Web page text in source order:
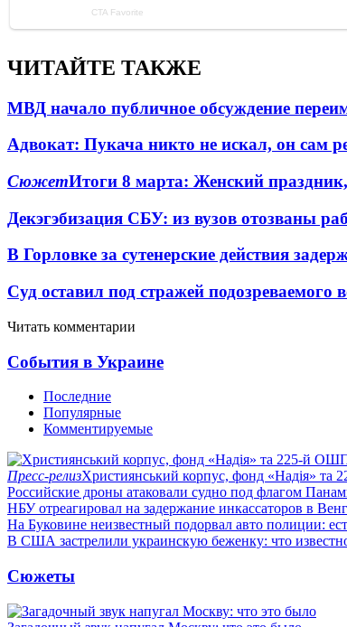
ЧИТАЙТЕ ТАКЖЕ
МВД начало публичное обсуждение
Адвокат: Пукача никто не искал, он сам
СюжетИтоги 8 марта: Женский
Декэгэбизация СБУ: из вузов отозваны
В Горловке за сутенерские действия
Суд оставил под стражей подозреваемого
Читать комментарии
События в Украине
Последние
Популярные
Комментируемые
Пресс-релизХристиянський корпус, фонд «Надія»
Российские дроны атаковали судно под флагом
НБУ отреагировал на задержание инкассаторов в
На Буковине неизвестный подорвал авто полиции:
В США застрелили украинскую беженку: что
Сюжеты